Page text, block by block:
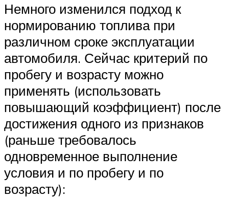
Немного изменился подход к
нормированию топлива при
различном сроке эксплуатации
автомобиля. Сейчас критерий по
пробегу и возрасту можно
применять (использовать
повышающий коэффициент) после
достижения одного из признаков
(раньше требовалось
одновременное выполнение
условия и по пробегу и по
возрасту):